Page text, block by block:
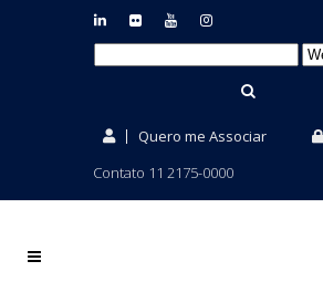
Quero me Associar
Contato 11 2175-0000